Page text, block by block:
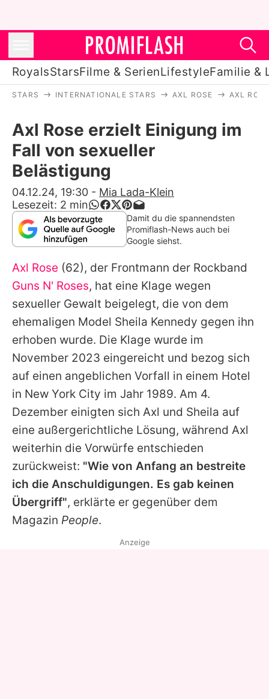
RoyalsStarsFilme & SerienLifestyleFamilie &
Stars
Filme & Serien
Lifestyle
Familie & Liebe
Promiflash Exklusiv
Alle Themen auf Promiflash
Jobs
App runterladen
Team
Redaktionelle Richtlinien
Impressum
Datenschutzerklärung
Utiq verwalten
STARS INTERNATIONALE STARS AXL ROSE AXL
Axl Rose erzielt Einigung im
Fall von sexueller
Belästigung
04.12.24, 19:30 - Mia Lada-Klein
Lesezeit: 2 min
Damit du die spannendsten
Promiflash-News auch bei
Google siehst.
Axl Rose (62), der Frontmann der Rockband
Guns N' Roses, hat eine Klage wegen
sexueller Gewalt beigelegt, die von dem
ehemaligen Model Sheila Kennedy gegen ihn
erhoben wurde. Die Klage wurde im
November 2023 eingereicht und bezog sich
auf einen angeblichen Vorfall in einem Hotel
in New York City im Jahr 1989. Am 4.
Dezember einigten sich Axl und Sheila auf
eine außergerichtliche Lösung, während Axl
weiterhin die Vorwürfe entschieden
zurückweist: "Wie von Anfang an bestreite
ich die Anschuldigungen. Es gab keinen
Übergriff", erklärte er gegenüber dem
Magazin People.
Anzeige